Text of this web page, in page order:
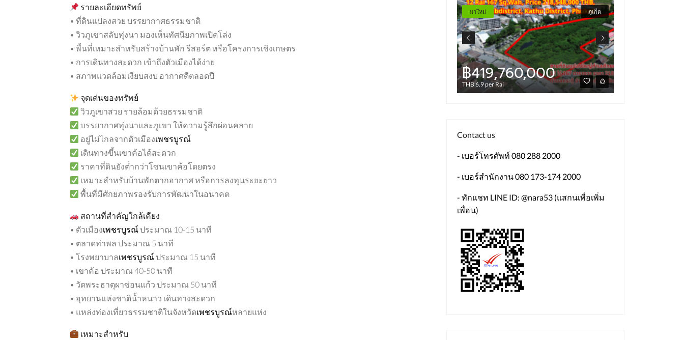
รายละเอียดทรัพย์
• ที่ดินแปลงสวย บรรยากาศธรรมชาติ
• วิวภูเขาสลับทุ่งนา มองเห็นทัศนียภาพเปิดโล่ง
• พื้นที่เหมาะสำหรับสร้างบ้านพัก รีสอร์ต หรือโครงการเชิงเกษตร
• การเดินทางสะดวก เข้าถึงตัวเมืองได้ง่าย
• สภาพแวดล้อมเงียบสงบ อากาศดีตลอดปี
จุดเด่นของทรัพย์
วิวภูเขาสวย รายล้อมด้วยธรรมชาติ
บรรยากาศทุ่งนาและภูเขา ให้ความรู้สึกผ่อนคลาย
อยู่ไม่ไกลจากตัวเมืองเพชรบูรณ์
เดินทางขึ้นเขาค้อได้สะดวก
ราคาที่ดินยังต่ำกว่าโซนเขาค้อโดยตรง
เหมาะสำหรับบ้านพักตากอากาศ หรือการลงทุนระยะยาว
พื้นที่มีศักยภาพรองรับการพัฒนาในอนาคต
สถานที่สำคัญใกล้เคียง
• ตัวเมืองเพชรบูรณ์ ประมาณ 10-15 นาที
• ตลาดท่าพล ประมาณ 5 นาที
• โรงพยาบาลเพชรบูรณ์ ประมาณ 15 นาที
• เขาค้อ ประมาณ 40-50 นาที
• วัดพระธาตุผาซ่อนแก้ว ประมาณ 50 นาที
• อุทยานแห่งชาติน้ำหนาว เดินทางสะดวก
• แหล่งท่องเที่ยวธรรมชาติในจังหวัดเพชรบูรณ์หลายแห่ง
เหมาะสำหรับ
฿18,000,000
มาใหม่ ภูเก็ต
฿419,760,000
THB 6.9 per Rai
Contact us
- เบอร์โทรศัพท์ 080 288 2000
- เบอร์สำนักงาน 080 173-174 2000
- ทักแชท LINE ID: @nara53 (แสกนเพื่อเพิ่ม
เพื่อน)